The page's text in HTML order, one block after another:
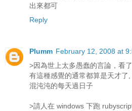
出來都可
Reply
Plumm February 12, 2008 at
>因為世上太多愚蠢的言論，看
有這種感覺的通常都算是天才了
混沌沌的每天過日子
>請人在 windows 下跑